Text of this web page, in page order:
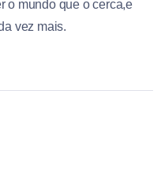
o mundo que o cerca,e
vez mais.